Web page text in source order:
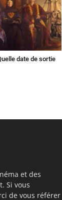
date de sortie
et des
Si vous
de vous référer